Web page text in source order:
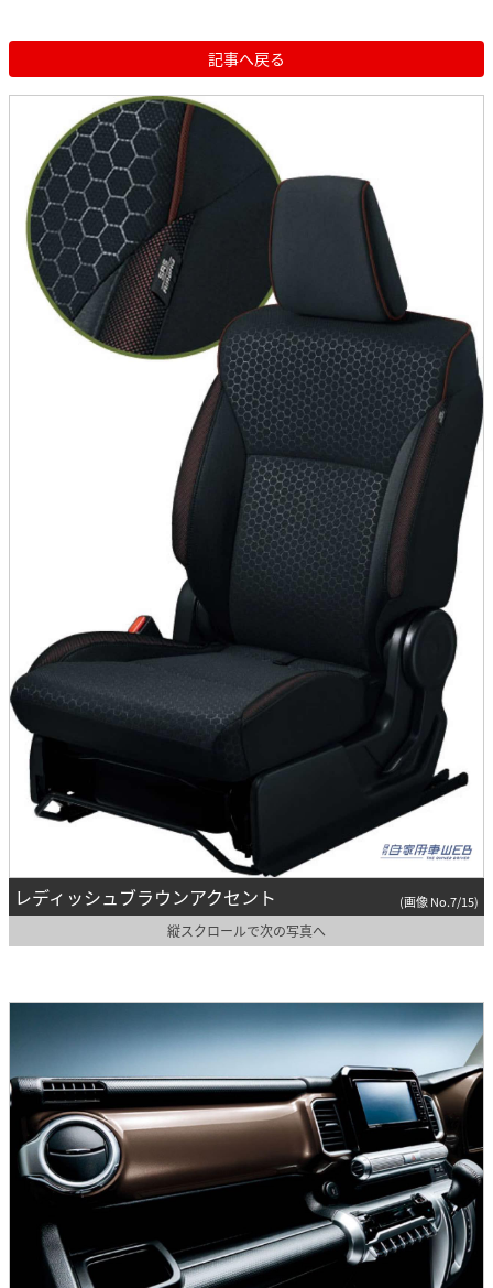
記事へ戻る
レディッシュブラウンアクセント (画像 No.7/15)
縦スクロールで次の写真へ